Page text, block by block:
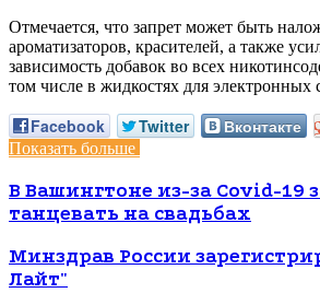
Отмечается, что запрет может быть
ароматизаторов, красителей, а также
зависимость добавок во всех
том числе в жидкостях для электронных
Facebook Twitter Вконтакте
Показать больше
В Вашингтоне из-за Covid-19
танцевать на свадьбах
Минздрав России
Лайт"